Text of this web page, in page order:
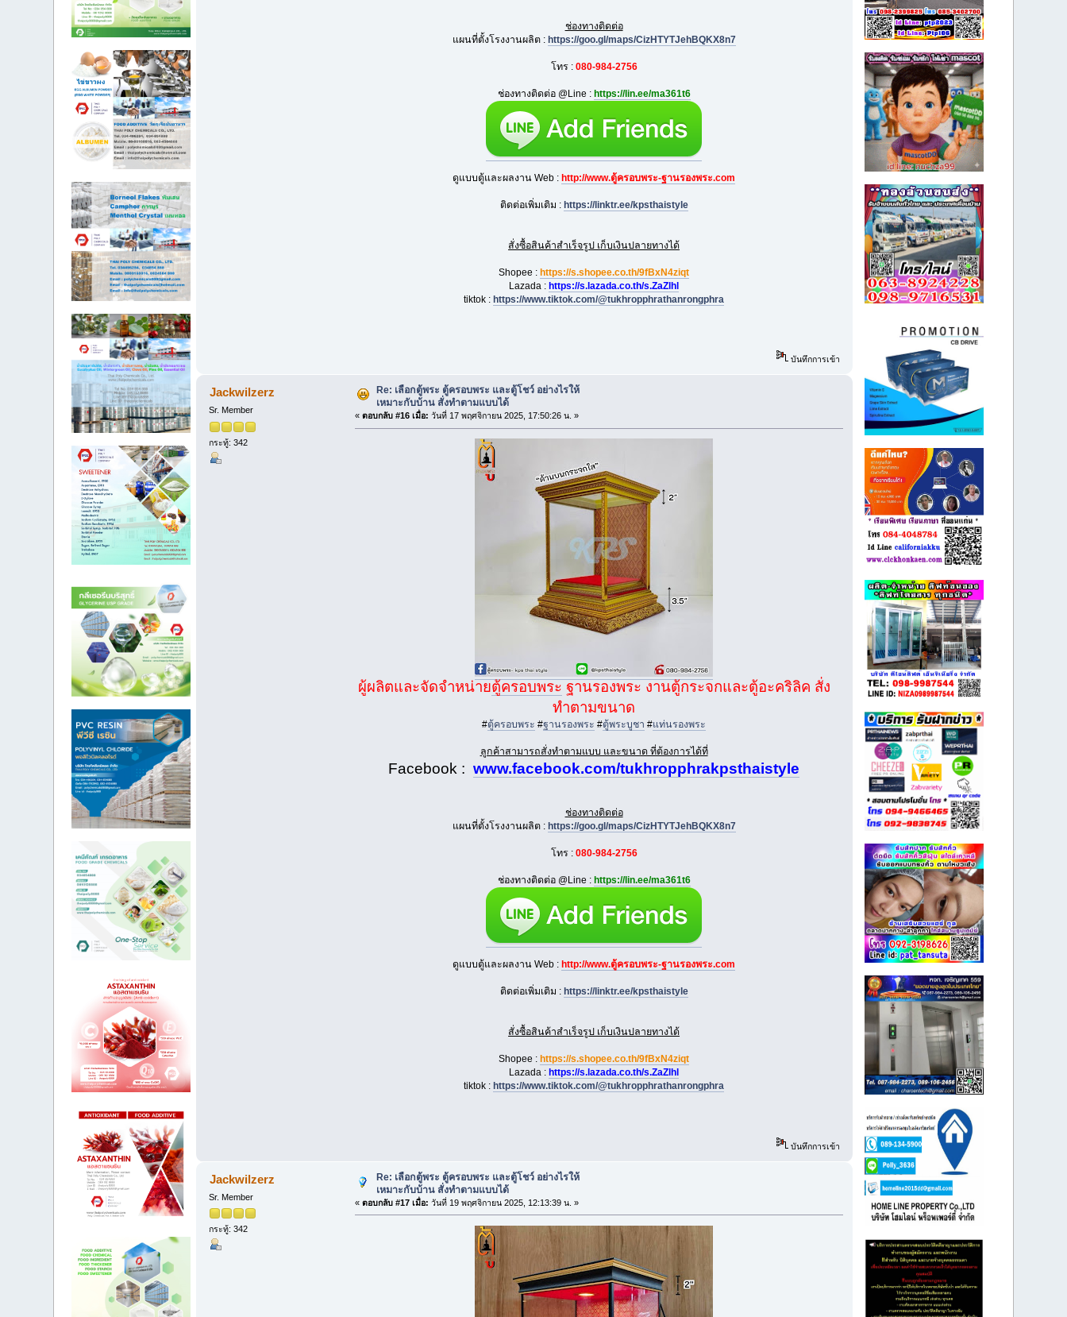
ช่องทางติดต่อ
แผนที่ตั้งโรงงานผลิต : https://goo.gl/maps/CizHTYTJehBQKX8n7
โทร : 080-984-2756
ช่องทางติดต่อ @Line : https://lin.ee/ma361t6
ดูแบบตู้และผลงาน Web : http://www.ตู้ครอบพระ-ฐานรองพระ.com
ติดต่อเพิ่มเติม : https://linktr.ee/kpsthaistyle
สั่งซื้อสินค้าสำเร็จรูป เก็บเงินปลายทางได้
Shopee : https://s.shopee.co.th/9fBxN4ziqt
Lazada : https://s.lazada.co.th/s.ZaZlhl
tiktok : https://www.tiktok.com/@tukhropphrathanrongphra
บันทึกการเข้า
Jackwilzerz
Sr. Member
กระทู้: 342
Re: เลือกตู้พระ ตู้ครอบพระ และตู้โชว์ อย่างไรให้
เหมาะกับบ้าน สั่งทำตามแบบได้
« ตอบกลับ #16 เมื่อ: วันที่ 17 พฤศจิกายน 2025, 17:50:26 น. »
ผู้ผลิตและจัดจำหน่ายตู้ครอบพระ ฐานรองพระ งานตู้กระจกและตู้อะคริลิค สั่ง
ทำตามขนาด
#ตู้ครอบพระ #ฐานรองพระ #ตู้พระบูชา #แท่นรองพระ
ลูกค้าสามารถสั่งทำตามแบบ และขนาด ที่ต้องการได้ที่
Facebook :www.facebook.com/tukhropphrakpsthaistyle
ช่องทางติดต่อ
แผนที่ตั้งโรงงานผลิต : https://goo.gl/maps/CizHTYTJehBQKX8n7
โทร : 080-984-2756
ช่องทางติดต่อ @Line : https://lin.ee/ma361t6
ดูแบบตู้และผลงาน Web : http://www.ตู้ครอบพระ-ฐานรองพระ.com
ติดต่อเพิ่มเติม : https://linktr.ee/kpsthaistyle
สั่งซื้อสินค้าสำเร็จรูป เก็บเงินปลายทางได้
Shopee : https://s.shopee.co.th/9fBxN4ziqt
Lazada : https://s.lazada.co.th/s.ZaZlhl
tiktok : https://www.tiktok.com/@tukhropphrathanrongphra
บันทึกการเข้า
Jackwilzerz
Sr. Member
กระทู้: 342
Re: เลือกตู้พระ ตู้ครอบพระ และตู้โชว์ อย่างไรให้
เหมาะกับบ้าน สั่งทำตามแบบได้
« ตอบกลับ #17 เมื่อ: วันที่ 19 พฤศจิกายน 2025, 12:13:39 น. »